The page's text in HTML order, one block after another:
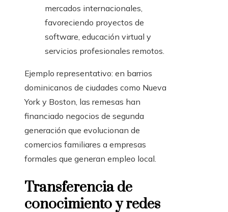
mercados internacionales,
favoreciendo proyectos de
software, educación virtual y
servicios profesionales remotos.
Ejemplo representativo: en barrios
dominicanos de ciudades como Nueva
York y Boston, las remesas han
financiado negocios de segunda
generación que evolucionan de
comercios familiares a empresas
formales que generan empleo local.
Transferencia de
conocimiento y redes